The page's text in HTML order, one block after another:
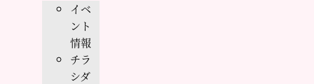
イベ
ント
情報
チラ
シダ